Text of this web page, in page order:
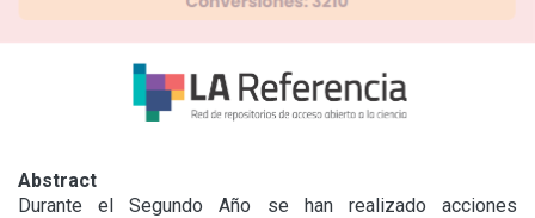
Abstract
Durante el Segundo Año se han realizado acciones